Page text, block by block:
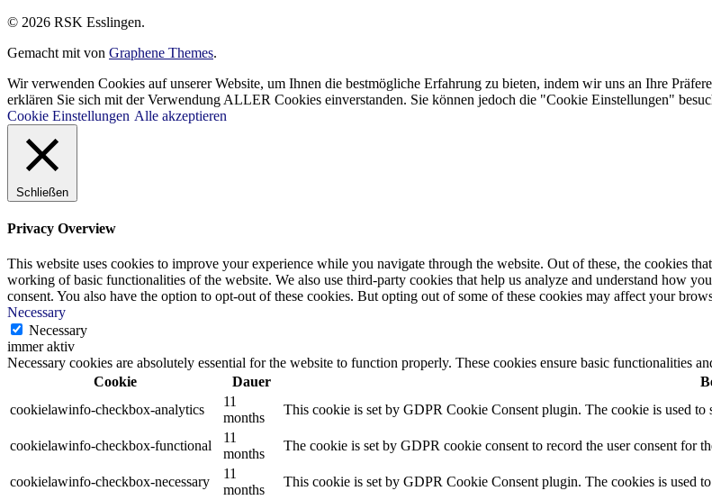
© 2026 RSK Esslingen.
Gemacht mit von Graphene Themes.
Wir verwenden Cookies auf unserer Website, um Ihnen die bestmögliche Erfahrung zu bieten, indem wir uns an Ihre
erklären Sie sich mit der Verwendung ALLER Cookies einverstanden. Sie können jedoch die "Cookie Einstellungen"
Cookie Einstellungen Alle akzeptieren
Schließen
Privacy Overview
This website uses cookies to improve your experience while you navigate through the website. Out of these, the cookies
working of basic functionalities of the website. We also use third-party cookies that help us analyze and understand how
consent. You also have the option to opt-out of these cookies. But opting out of some of these cookies may affect your
Necessary
Necessary
immer aktiv
Necessary cookies are absolutely essential for the website to function properly. These cookies ensure basic functionalities
Cookie
Dauer
cookielawinfo-checkbox-analytics
11
months
This cookie is set by GDPR Cookie Consent plugin. The cookie is used
cookielawinfo-checkbox-functional
11
months
The cookie is set by GDPR cookie consent to record the user consent for
cookielawinfo-checkbox-necessary
11
months
This cookie is set by GDPR Cookie Consent plugin. The cookies is used